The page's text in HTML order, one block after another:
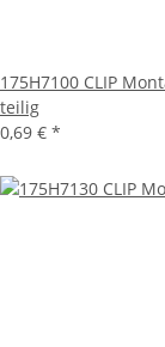
175H7100 CLIP
teilig
0,69 € *